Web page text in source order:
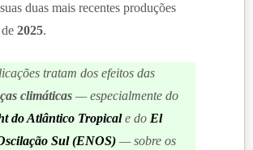
duas mais recentes produções
2025.
tratam dos efeitos das
climáticas — especialmente do
do Atlântico Tropicale do El
Sul (ENOS) — sobre os